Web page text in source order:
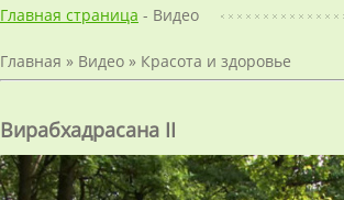
Главная страница - Видео
Главная » Видео » Красота и здоровье
Вирабхадрасана II